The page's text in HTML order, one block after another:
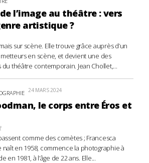
l’image au théâtre : vers
artistique ?
sur scène. Elle trouve grâce auprès d’un
en scène, et devient une des
théâtre contemporain. Jean Chollet,...
24 MARS 2024
le corps entre Éros et
comme des comètes ; Francesca
naît en 1958, commence la photographie à
en 1981, à l’âge de 22 ans. Elle...